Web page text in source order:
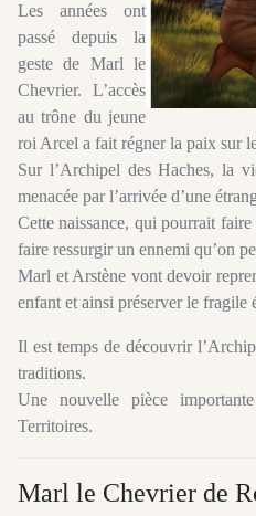
Les années ont
passé depuis la
geste de Marl le
Chevrier. L’accès
au trône du jeune
roi Arcel a fait régner la paix sur
Sur l’Archipel des Haches, la
menacée par l’arrivée d’une
Cette naissance, qui pourrait
faire ressurgir un ennemi qu’on
Marl et Arstène vont devoir
enfant et ainsi préserver le fragile
Il est temps de découvrir
traditions.
Une nouvelle pièce
Territoires.
Marl le Chevrier de